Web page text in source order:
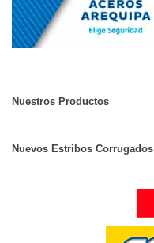
Nuestros Productos
Nuevos Estribos Corrugados